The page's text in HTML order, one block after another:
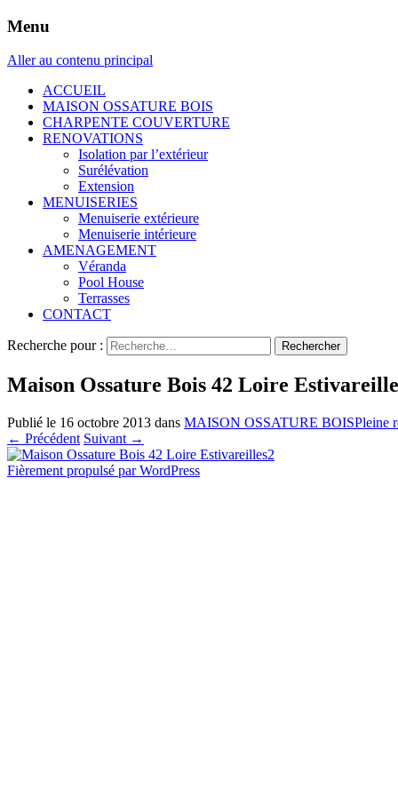
Menu
Aller au contenu principal
ACCUEIL
MAISON OSSATURE BOIS
CHARPENTE COUVERTURE
RENOVATIONS
Isolation par l’extérieur
Surélévation
Extension
MENUISERIES
Menuiserie extérieure
Menuiserie intérieure
AMENAGEMENT
Véranda
Pool House
Terrasses
CONTACT
Recherche pour :
Maison Ossature Bois 42 Loire
Publié le 16 octobre 2013 dans MAISON OSSATURE BOISPleine
← Précédent Suivant →
Fièrement propulsé par WordPress